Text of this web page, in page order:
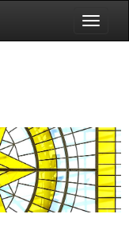
Toggle